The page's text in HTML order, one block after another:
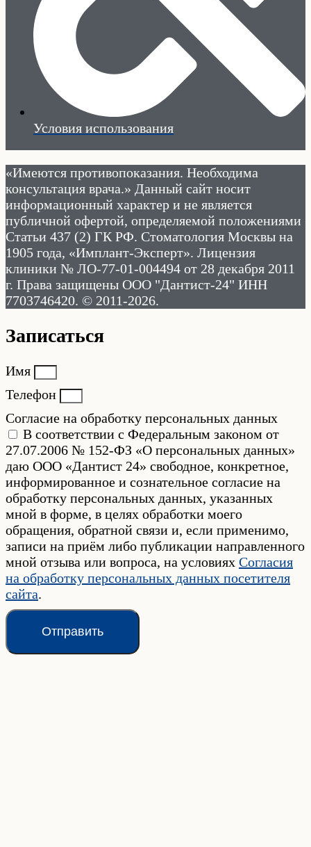
Условия использования
«Имеются противопоказания. Необходима
консультация врача.» Данный сайт носит
информационный характер и не является
публичной офертой, определяемой положениями
Статьи 437 (2) ГК РФ. Стоматология Москвы на
1905 года, «Имплант-Эксперт». Лицензия
клиники № ЛО-77-01-004494 от 28 декабря 2011
г. Права защищены ООО "Дантист-24" ИНН
7703746420. © 2011-2026.
Записаться
Имя
Телефон
Согласие на обработку персональных данных
В соответствии с Федеральным законом от
27.07.2006 № 152-ФЗ «О персональных данных»
даю ООО «Дантист 24» свободное, конкретное,
информированное и сознательное согласие на
обработку персональных данных, указанных
мной в форме, в целях обработки моего
обращения, обратной связи и, если применимо,
записи на приём либо публикации направленного
мной отзыва или вопроса, на условиях Согласия
на обработку персональных данных посетителя
сайта.
Отправить